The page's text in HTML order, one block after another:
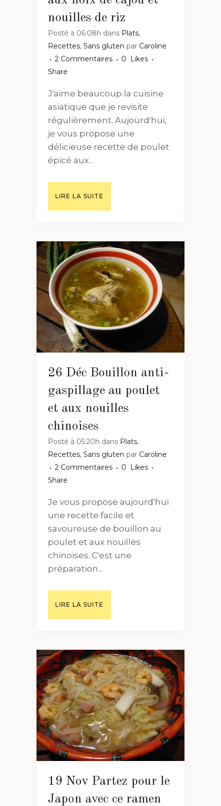
nouilles de riz
Posté à 06:08h dans Plats,
Recettes, Sans gluten par Caroline
2 Commentaires
0
Likes
Share
J'aime beaucoup la cuisine
asiatique que je revisite
régulièrement. Aujourd'hui,
je vous propose une
délicieuse recette de poulet
épicé aux...
LIRE LA SUITE
26 Déc Bouillon anti-
gaspillage au poulet
et aux nouilles
chinoises
Posté à 05:20h dans Plats,
Recettes, Sans gluten par Caroline
2 Commentaires
0
Likes
Share
Je vous propose aujourd'hui
une recette facile et
savoureuse de bouillon au
poulet et aux nouilles
chinoises. C'est une
préparation...
LIRE LA SUITE
19 Nov Partez pour le
Japon avec ce ramen